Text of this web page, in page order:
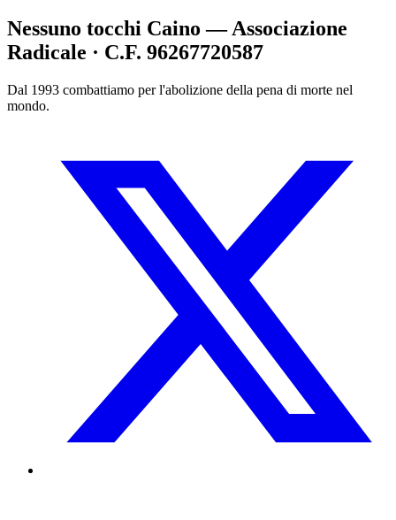
Nessuno tocchi Caino — Associazione
Radicale · C.F. 96267720587
Dal 1993 combattiamo per l'abolizione della pena di morte nel
mondo.